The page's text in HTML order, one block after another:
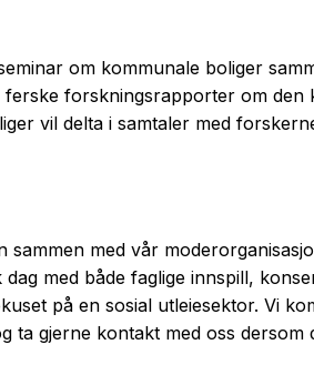
om kommunale boliger
forskningsrapporter om den
vil delta i samtaler med
med vår
med både faglige innspill,
på en sosial utleiesektor. Vi
ta gjerne kontakt med oss dersom